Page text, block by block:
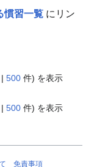
慣習一覧 にリン
| 500 件) を表示
| 500 件) を表示
免責事項